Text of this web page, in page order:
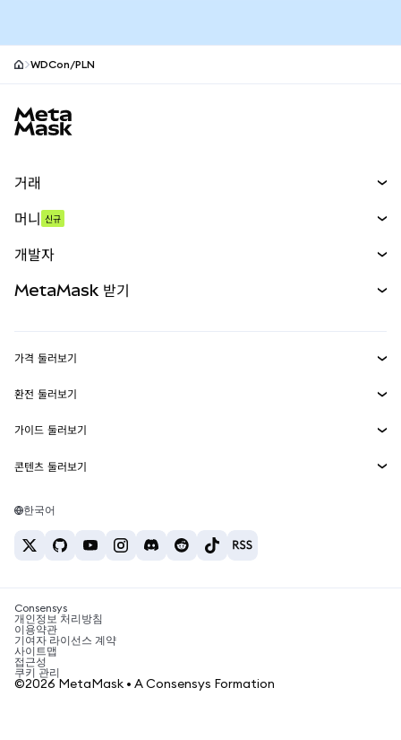
WDCon/PLN
거래
무기한 선물
실물자산
머니 신규
개발자
MetaMask Connect
Snaps
웹3 서비스
MetaMask 받기
보안
고객 지원
채용
가격 둘러보기
이더리움 가격
솔라나 가격
테더 가격
환전 둘러보기
ETH를 USD로 환전
USDT를 INR로 환전
BTC를 INR로 환전
ETH를 USDT로 환전
가이드 둘러보기
ETH 매수
USDT 매수
SHIB 매수
BNB 매수
콘텐츠 둘러보기
솔라나 지갑
암호화폐 세금 뉴스
암호화폐 매수 방법
비트코인 매도 방법
한국어
Consensys
개인정보 처리방침
이용약관
기여자 라이선스 계약
사이트맵
접근성
쿠키 관리
©2026 MetaMask • A Consensys Formation